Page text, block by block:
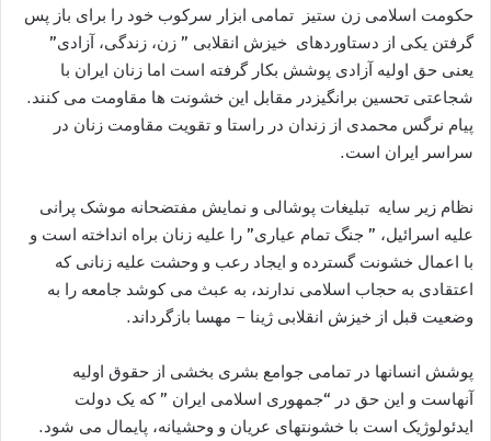
حکومت اسلامی زن ستيز تمامی ابزار سرکوب خود را برای باز پس
گرفتن يکی از دستاوردهای خيزش انقلابی ” زن، زندگی، آزادی”
يعنی حق اوليه آزادی پوشش بکار گرفته است اما زنان ايران با
شجاعتی تحسين برانگيزدر مقابل اين خشونت ها مقاومت می کنند.
پيام نرگس محمدی از زندان در راستا و تقويت مقاومت زنان در
سراسر ايران است.
نظام زير سايه تبليغات پوشالی و نمايش مفتضحانه موشک پرانی
عليه اسرائيل، ” جنگ تمام عياری” را عليه زنان براه انداخته است و
با اعمال خشونت گسترده و ايجاد رعب و وحشت عليه زنانی که
اعتقادی به حجاب اسلامی ندارند، به عبث می کوشد جامعه را به
وضعيت قبل از خيزش انقلابی ژينا – مهسا بازگرداند.
پوشش انسانها در تمامی جوامع بشری بخشی از حقوق اوليه
آنهاست و اين حق در “جمهوری اسلامی ايران ” که يک دولت
ايدئولوژيک است با خشونتهای عريان و وحشيانه، پايمال می شود.